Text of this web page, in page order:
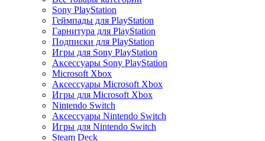
Игры для Nintendo Switch
Steam Deck
Лего
Шлемы виртуальной реальности
Медиаплееры
Аксессуары к VR
Игрушки Labubu
Игрушки Wakuku
Электроника
Назад
Sony PlayStation
Геймпады для PlayStation
Гарнитура для PlayStation
Подписки для PlayStation
Игры для Sony PlayStation
Аксессуары Sony PlayStation
Microsoft Xbox
Аксессуары Microsoft Xbox
Игры для Microsoft Xbox
Nintendo Switch
Аксессуары Nintendo Switch
Игры для Nintendo Switch
Steam Deck